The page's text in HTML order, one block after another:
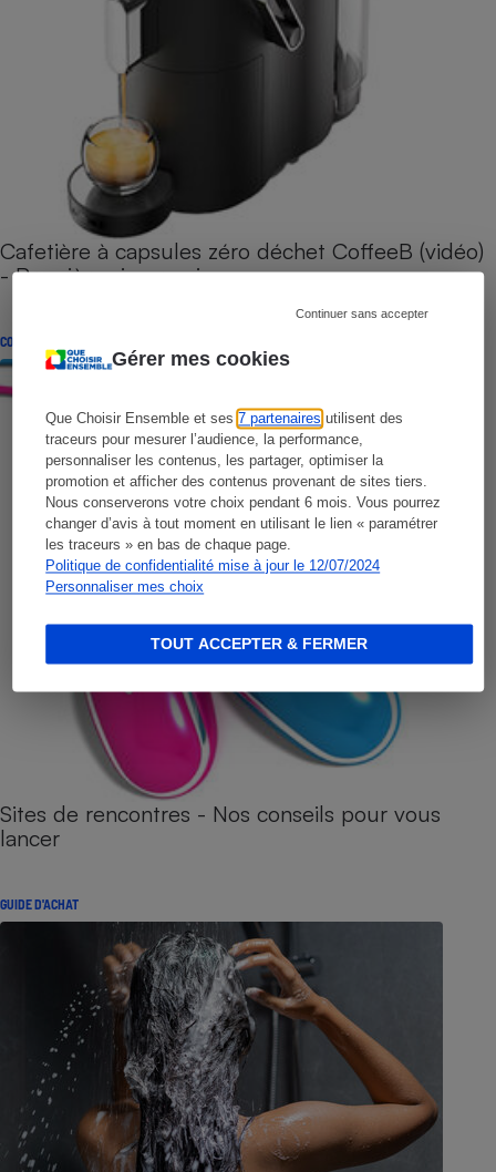
Gérer mes cookies
Que Choisir Ensemble et ses7 partenaires utilisent des
traceurs pour mesurer l’audience, la performance,
personnaliser les contenus, les partager, optimiser la
promotion et afficher des contenus provenant de sites tiers.
Nous conserverons votre choix pendant 6 mois. Vous pourrez
changer d’avis à tout moment en utilisant le lien « paramétrer
les traceurs » en bas de chaque page.
Politique de confidentialité mise à jour le 12/07/2024
Personnaliser mes choix
Continuer sans accepter
TOUT ACCEPTER & FERMER
Cafetière à capsules zéro déchet CoffeeB (vidéo)
- Premières impressions
CONSEILS
Sites de rencontres - Nos conseils pour vous
lancer
GUIDE D'ACHAT